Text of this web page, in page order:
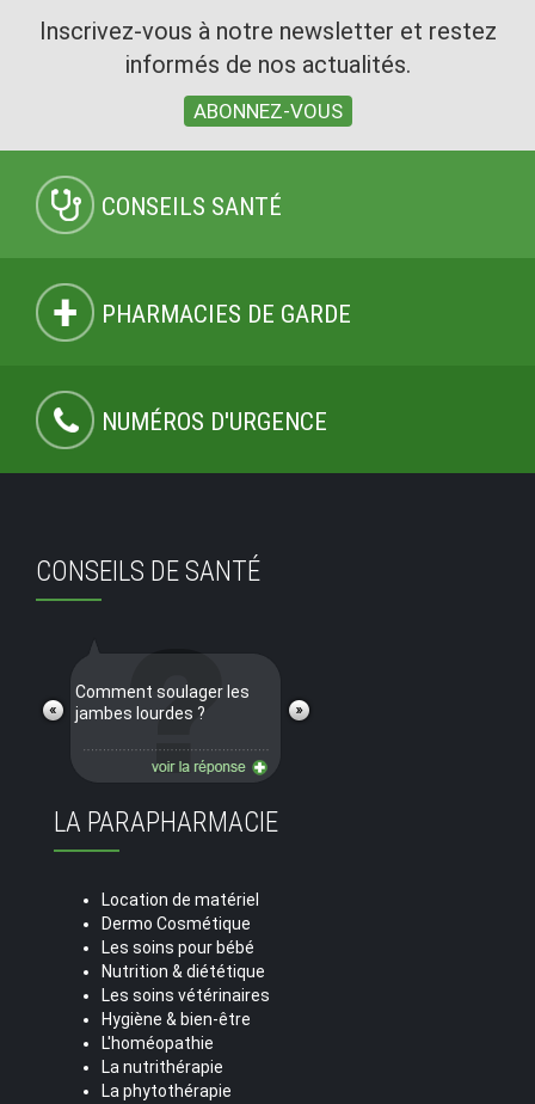
Inscrivez-vous à notre newsletter et restez
informés de nos actualités.
ABONNEZ-VOUS
CONSEILS SANTÉ
PHARMACIES DE GARDE
NUMÉROS D'URGENCE
CONSEILS DE SANTÉ
Comment soulager les
jambes lourdes ?
LA PARAPHARMACIE
Location de matériel
Dermo Cosmétique
Les soins pour bébé
Nutrition & diététique
Les soins vétérinaires
Hygiène & bien-être
L'homéopathie
La nutrithérapie
La phytothérapie